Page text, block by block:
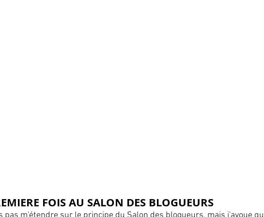
FOIS AU SALON DES BLOGUEURS